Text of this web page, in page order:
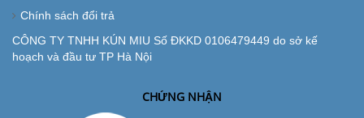
Chính sách đổi trả
CÔNG TY TNHH KÚN MIU Số ĐKKD 0106479449 do sở kế
hoạch và đầu tư TP Hà Nội
CHỨNG NHẬN